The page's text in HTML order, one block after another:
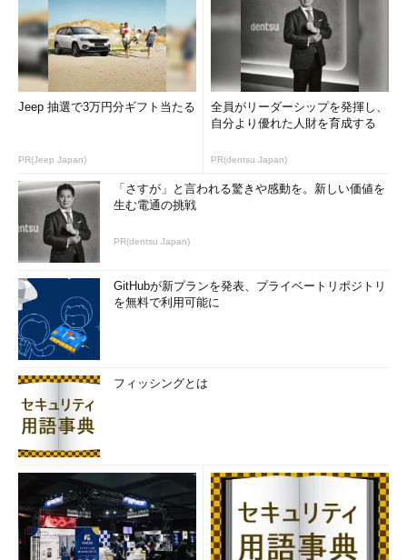
Jeep 抽選で3万円分ギフト当たる
PR(Jeep Japan)
全員がリーダーシップを発揮し、
自分より優れた人財を育成する
PR(dentsu Japan)
「さすが」と言われる驚きや感動を。新しい価値を
生む電通の挑戦
PR(dentsu Japan)
GitHubが新プランを発表、プライベートリポジトリ
を無料で利用可能に
フィッシングとは